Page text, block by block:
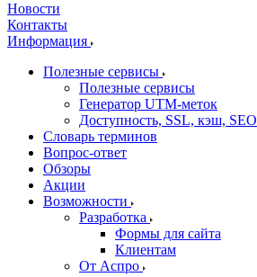
Новости
Контакты
Информация
Полезные сервисы
Полезные сервисы
Генератор UTM‑меток
Доступность, SSL, кэш, SEO
Словарь терминов
Вопрос-ответ
Обзоры
Акции
Возможности
Разработка
Формы для сайта
Клиентам
От Аспро